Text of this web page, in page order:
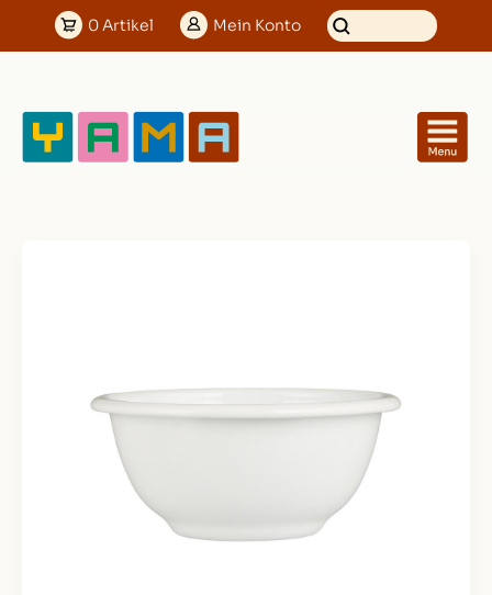
0Artikel Mein Konto